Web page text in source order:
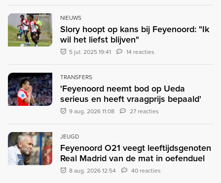
NIEUWS
Slory hoopt op kans bij Feyenoord: "Ik
wil het liefst blijven"
5 jul. 2025 19:41 14 reacties
TRANSFERS
'Feyenoord neemt bod op Ueda
serieus en heeft vraagprijs bepaald'
9 aug. 2026 11:08 27 reacties
JEUGD
Feyenoord O21 veegt leeftijdsgenoten
Real Madrid van de mat in oefenduel
8 aug. 2026 12:54 40 reacties